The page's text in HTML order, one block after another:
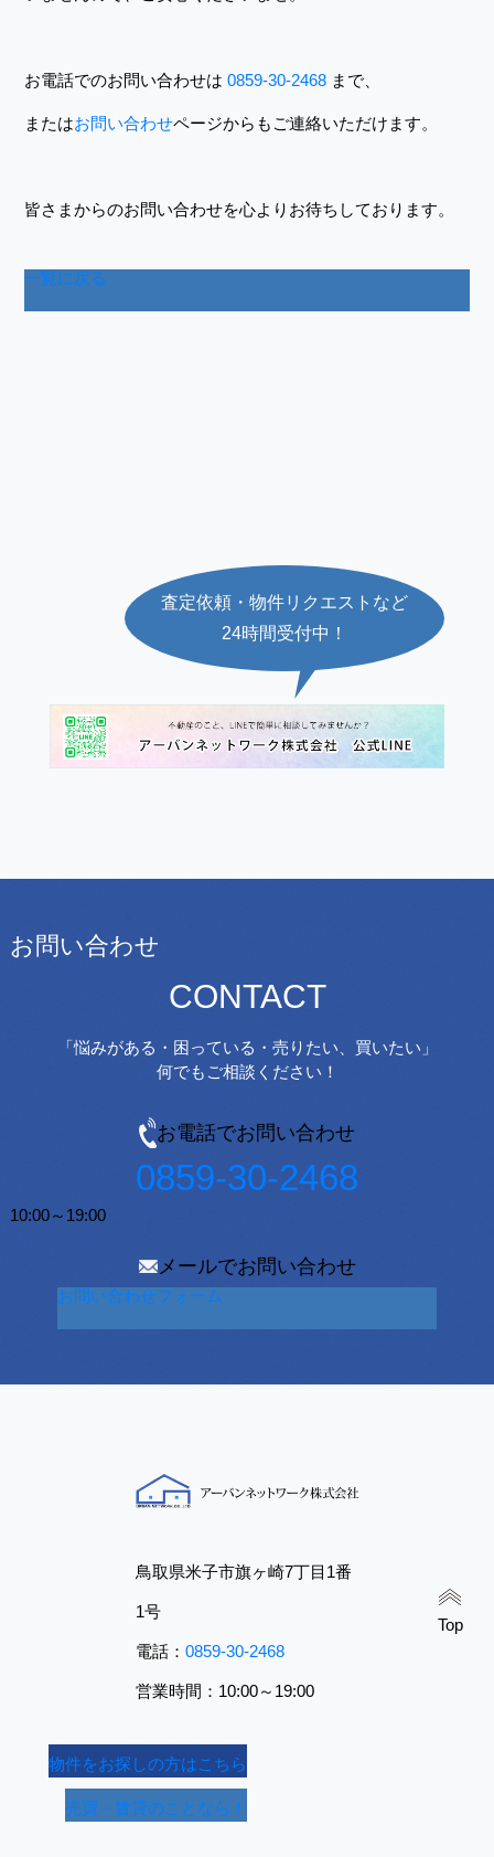
Top
お電話でのお問い合わせは0859-30-2468 まで、
またはお問い合わせページからもご連絡いただけます。
皆さまからのお問い合わせを心よりお待ちしております。
一覧に戻る
査定依頼・物件リクエストなど
24時間受付中！
お問い合わせ
CONTACT
「悩みがある・困っている・売りたい、買いたい」
何でもご相談ください！
お電話でお問い合わせ
0859-30-2468
10:00～19:00
メールでお問い合わせ
お問い合わせフォーム
鳥取県米子市旗ヶ崎7丁目1番
1号
電話：0859-30-2468
営業時間：10:00～19:00
物件をお探しの方はこちら
売買・賃貸のことなら！